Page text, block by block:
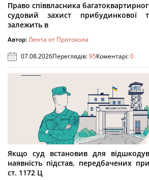
Право співвласника
судовий захист прибудинкової
залежить в
Автор:Лента от Протокола
07.08.2026Переглядів:95Коментарі:0
Якщо суд встановив для
наявність підстав, передбачених
ст. 1172 Ц